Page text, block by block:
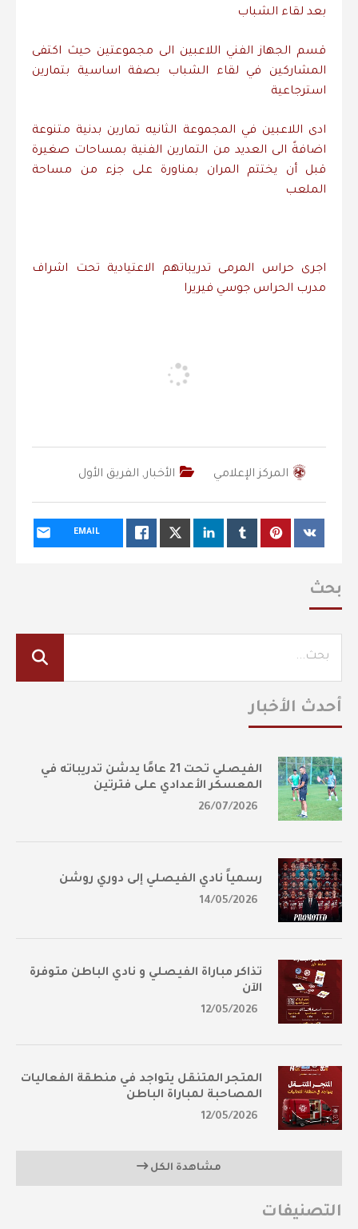
بعد لقاء الشباب
قسم الجهاز الفني اللاعبين الى مجموعتين حيث اكتفى
المشاركين في لقاء الشباب بصفة اساسية بتمارين
استرجاعية
ادى اللاعبين في المجموعة الثانيه تمارين بدنية متنوعة
اضافةً الى العديد من التمارين الفنية بمساحات صغيرة
قبل أن يختتم المران بمناورة على جزء من مساحة
الملعب
اجرى حراس المرمى تدريباتهم الاعتيادية تحت اشراف
مدرب الحراس جوسي فيريرا
المركز الإعلامي الأخبار, الفريق الأول
EMAIL
بحث
أحدث الأخبار
الفيصلي تحت 21 عامًا يدشن تدريباته في
المعسكر الأعدادي على فترتين
26/07/2026
رسمياً نادي الفيصلي إلى دوري روشن
14/05/2026
تذاكر مباراة الفيصلي و نادي الباطن متوفرة
الآن
12/05/2026
المتجر المتنقل يتواجد في منطقة الفعاليات
المصاحبة لمباراة الباطن
12/05/2026
مشاهدة الكل
التصنيفات